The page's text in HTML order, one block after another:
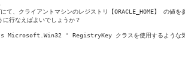
て、クライアントマシンのレジストリ【ORACLE_HOME】 の値を
に行なえばよいでしょうか？
Microsoft.Win32 ' RegistryKey クラスを使用するような気